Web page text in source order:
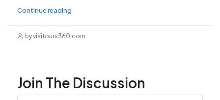
Continue reading
by visitours360.com
Join The Discussion